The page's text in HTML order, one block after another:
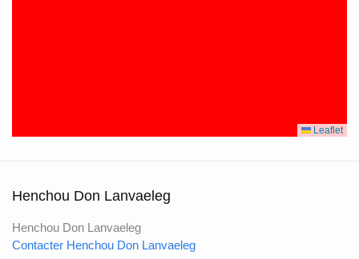
Leaflet
Henchou Don Lanvaeleg
Henchou Don Lanvaeleg
Contacter Henchou Don Lanvaeleg